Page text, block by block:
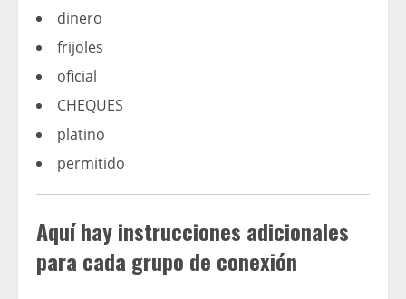
dinero
frijoles
oficial
CHEQUES
platino
permitido
Aquí hay instrucciones adicionales
para cada grupo de conexión